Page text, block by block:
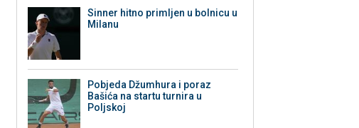
Sinner hitno primljen u bolnicu u
Milanu
Pobjeda Džumhura i poraz
Bašića na startu turnira u
Poljskoj